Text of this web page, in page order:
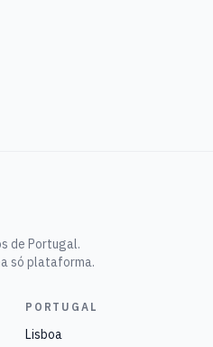
de Portugal.
só plataforma.
PORTUGAL
Lisboa